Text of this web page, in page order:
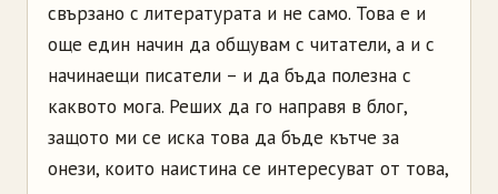
свързано с литературата и не само. Това е и
още един начин да общувам с читатели, а и с
начинаещи писатели – и да бъда полезна с
каквото мога. Реших да го направя в блог,
защото ми се иска това да бъде кътче за
онези, които наистина се интересуват от това,